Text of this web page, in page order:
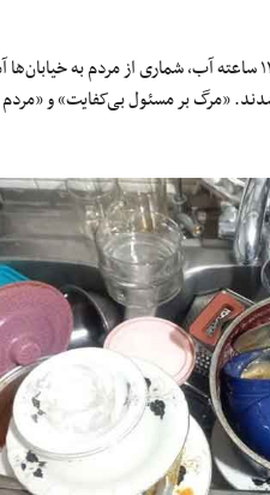
دیشب در پنجمین روز از قطع آب شهر همدان و جیره‌بندی‌های ۱۴ ساعته آب، شماری
«مرگ بر مسئول بی‌کفایت» و